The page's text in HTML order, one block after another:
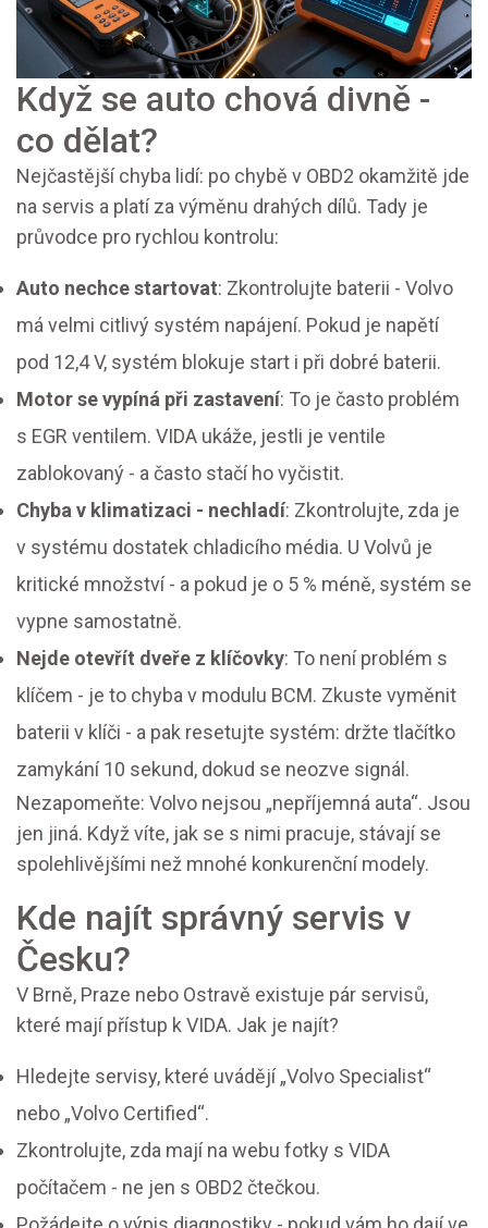
Když se auto chová divně -
co dělat?
Nejčastější chyba lidí: po chybě v OBD2 okamžitě jde
na servis a platí za výměnu drahých dílů. Tady je
průvodce pro rychlou kontrolu:
Auto nechce startovat: Zkontrolujte baterii - Volvo
má velmi citlivý systém napájení. Pokud je napětí
pod 12,4 V, systém blokuje start i při dobré baterii.
Motor se vypíná při zastavení: To je často problém
s EGR ventilem. VIDA ukáže, jestli je ventile
zablokovaný - a často stačí ho vyčistit.
Chyba v klimatizaci - nechladí: Zkontrolujte, zda je
v systému dostatek chladicího média. U Volvů je
kritické množství - a pokud je o 5 % méně, systém se
vypne samostatně.
Nejde otevřít dveře z klíčovky: To není problém s
klíčem - je to chyba v modulu BCM. Zkuste vyměnit
baterii v klíči - a pak resetujte systém: držte tlačítko
zamykání 10 sekund, dokud se neozve signál.
Nezapomeňte: Volvo nejsou „nepříjemná auta“. Jsou
jen jiná. Když víte, jak se s nimi pracuje, stávají se
spolehlivějšími než mnohé konkurenční modely.
Kde najít správný servis v
Česku?
V Brně, Praze nebo Ostravě existuje pár servisů,
které mají přístup k VIDA. Jak je najít?
Hledejte servisy, které uvádějí „Volvo Specialist“
nebo „Volvo Certified“.
Zkontrolujte, zda mají na webu fotky s VIDA
počítačem - ne jen s OBD2 čtečkou.